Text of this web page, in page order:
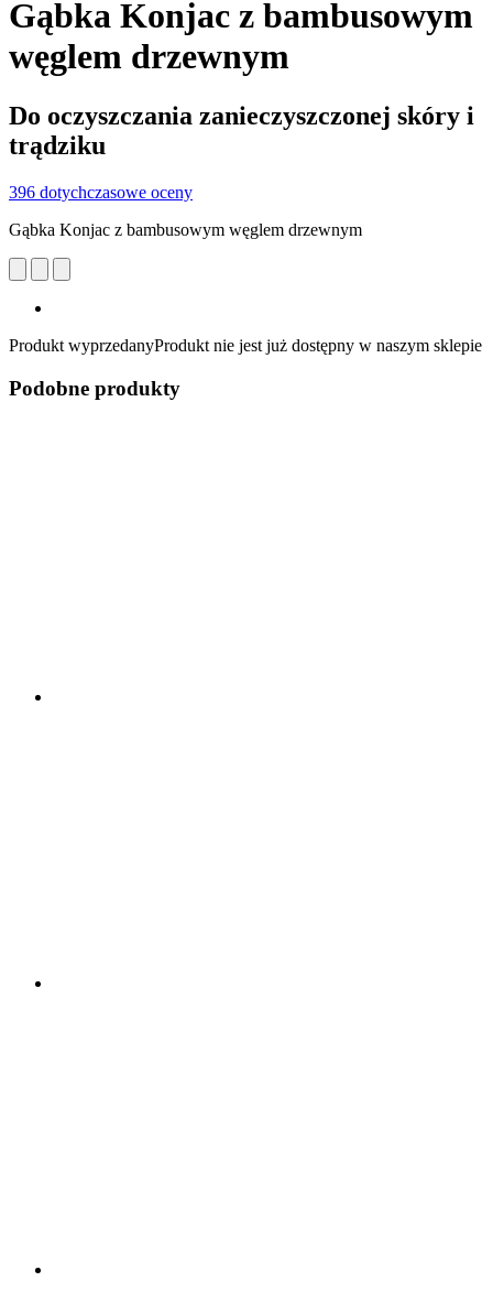
Gąbka Konjac z bambusowym
węglem drzewnym
Do oczyszczania zanieczyszczonej skóry i
trądziku
396 dotychczasowe oceny
Gąbka Konjac z bambusowym węglem drzewnym
Produkt wyprzedanyProdukt nie jest już dostępny w naszym sklepie
Podobne produkty